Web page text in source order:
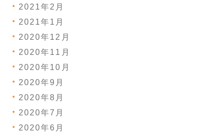
2021年2月
2021年1月
2020年12月
2020年11月
2020年10月
2020年9月
2020年8月
2020年7月
2020年6月